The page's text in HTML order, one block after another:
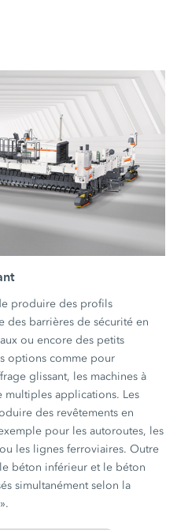
produire des profils
des barrières de sécurité en
ou encore des petits
options comme pour
glissant, les machines à
multiples applications. Les
des revêtements en
pour les autoroutes, les
les lignes ferroviaires. Outre
béton inférieur et le béton
simultanément selon la